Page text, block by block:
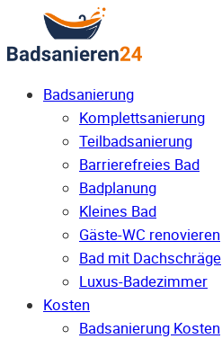
Badsanierung
Komplettsanierung
Teilbadsanierung
Barrierefreies Bad
Badplanung
Kleines Bad
Gäste-WC renovieren
Bad mit Dachschräge
Luxus-Badezimmer
Kosten
Badsanierung Kosten